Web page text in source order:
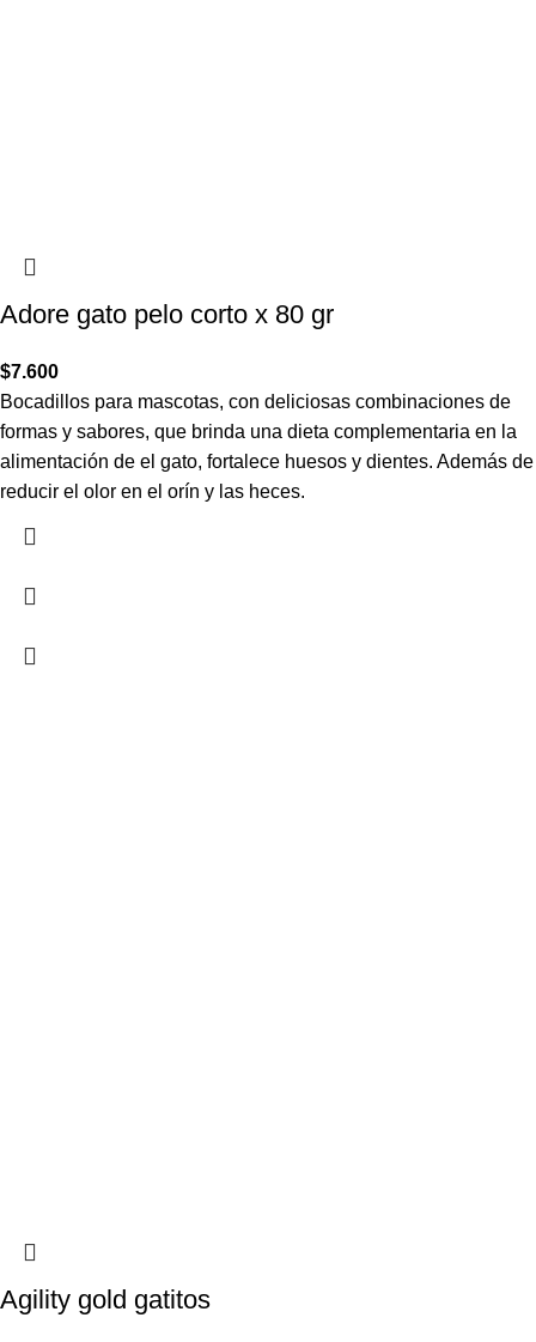
Adore gato pelo corto x 80 gr
$7.600
Bocadillos para mascotas, con deliciosas combinaciones de
formas y sabores, que brinda una dieta complementaria en la
alimentación de el gato, fortalece huesos y dientes. Además de
reducir el olor en el orín y las heces.
Agility gold gatitos